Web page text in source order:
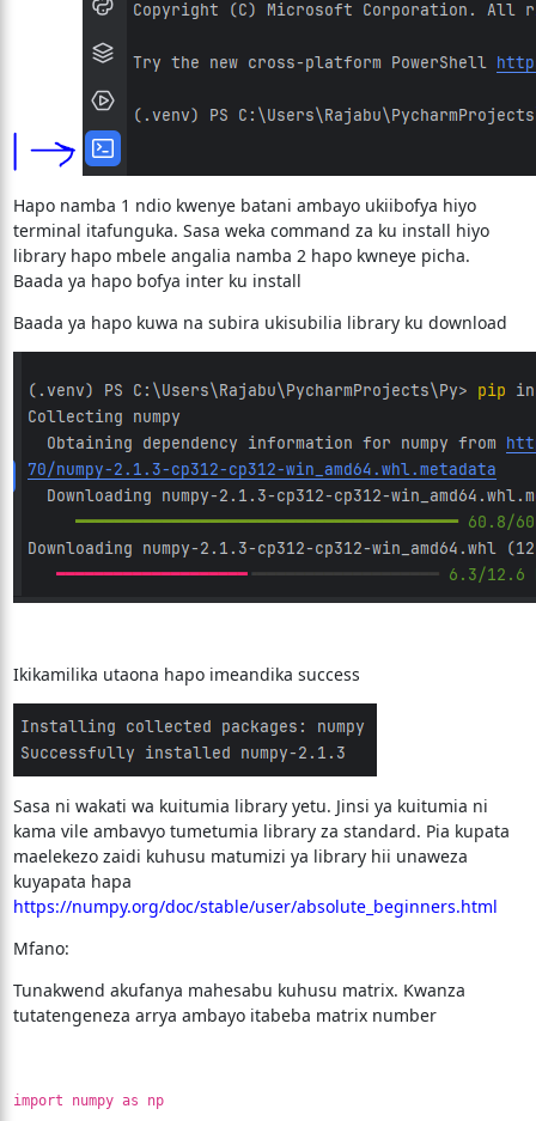
Hapo namba 1 ndio kwenye batani ambayo ukiibofya hiyo
terminal itafunguka. Sasa weka command za ku install hiyo
library hapo mbele angalia namba 2 hapo kwneye picha.
Baada ya hapo bofya inter ku install
Baada ya hapo kuwa na subira ukisubilia library ku download
Ikikamilika utaona hapo imeandika success
Sasa ni wakati wa kuitumia library yetu. Jinsi ya kuitumia ni
kama vile ambavyo tumetumia library za standard. Pia kupata
maelekezo zaidi kuhusu matumizi ya library hii unaweza
kuyapata hapa
https://numpy.org/doc/stable/user/absolute_beginners.html
Mfano:
Tunakwend akufanya mahesabu kuhusu matrix. Kwanza
tutatengeneza arrya ambayo itabeba matrix number
import numpy as np